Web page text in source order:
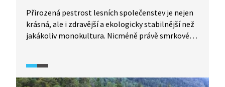
Přirozená pestrost lesních společenstev je nejen
krásná, ale i zdravější a ekologicky stabilnější než
jakákoliv monokultura. Nicméně právě smrkové
prostřenou tabulí pro periodicky se vracející
škůdce. Kůrovcová kalamita však nemusí být